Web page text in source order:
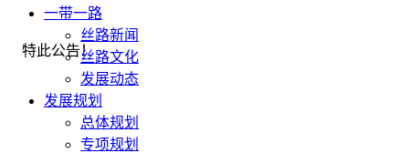
一带一路
丝路新闻
丝路文化
发展动态
发展规划
总体规划
专项规划
特此公告！